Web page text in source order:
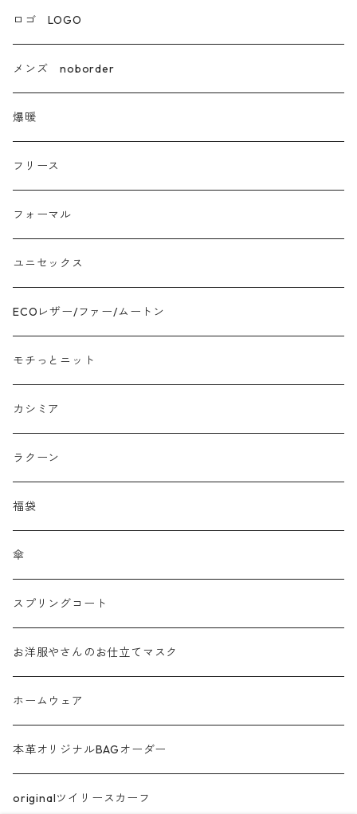
エコレザー合成皮革
カシミア
ラクーン フェレット フォックス
モヘア
モチッとニット
ツイード
ジャガード
接触冷感
プリント柄物
刺繍レース
メッシュ
チュール
フリンジ フェザー
シャギー
ラメ
サテン
綿ローン
ロゴ LOGO
メンズ noborder
爆暖
フリース
フォーマル
ユニセックス
ECOレザー/ファー/ムートン
モチっとニット
カシミア
ラクーン
福袋
傘
スプリングコート
お洋服やさんのお仕立てマスク
ホームウェア
本革オリジナルBAGオーダー
originalツイリースカーフ